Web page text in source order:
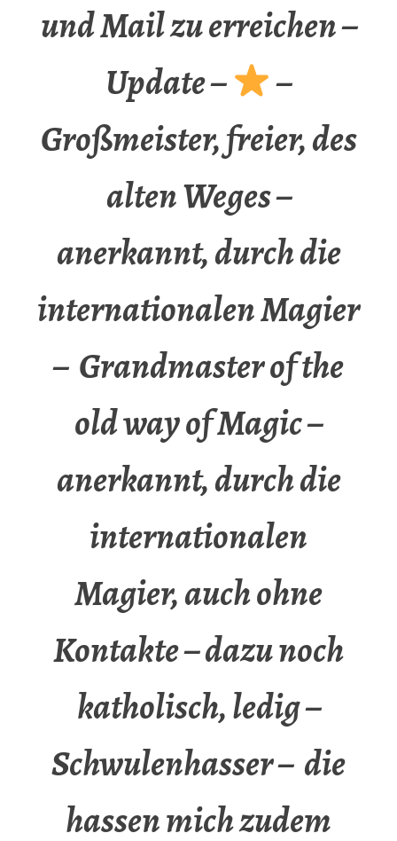
und Mail zu erreichen –
Update –
–
Großmeister, freier, des
alten Weges –
anerkannt, durch die
internationalen Magier
– Grandmaster of the
old way of Magic –
anerkannt, durch die
internationalen
Magier, auch ohne
Kontakte – dazu noch
katholisch, ledig –
Schwulenhasser – die
hassen mich zudem